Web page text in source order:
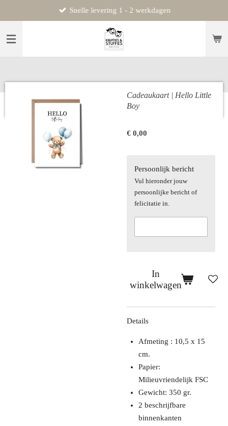
direct
naar
Snelle levering 1 - 2 werkdagen
Cadeaukaart | Hello Little
Boy
€ 0,00
Persoonlijk bericht
Vul hieronder jouw
persoonlijke bericht of
felicitatie in.
In
winkelwagen
Details
Afmeting : 10,5 x 15
cm.
Papier:
Milieuvriendelijk FSC
Gewicht: 350 gr.
2 beschrijfbare
binnenkanten